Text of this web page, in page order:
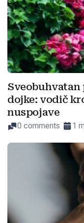
dojke: vodič
nuspojave
0 comments 1